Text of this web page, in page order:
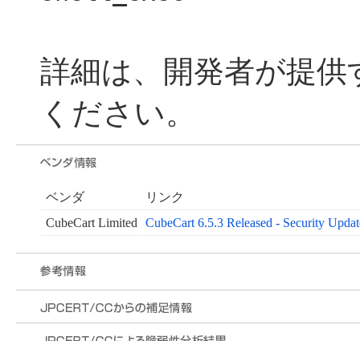
詳細は、開発者が提供
ください。
ベンダ
リンク
CubeCart Limited
CubeCart 6.5.3 Released - Security